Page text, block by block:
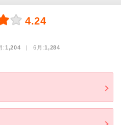
4.24
:1,204 | 6月:1,284